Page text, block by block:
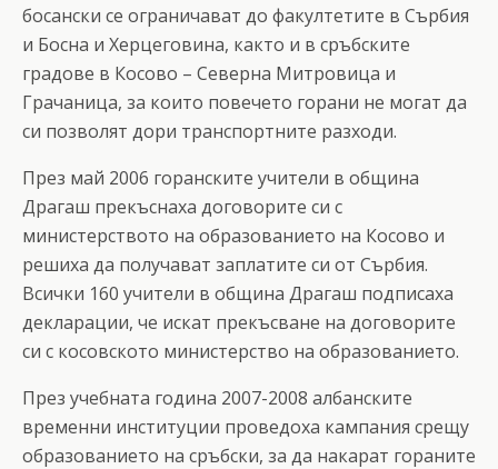
босански се ограничават до факултетите в Сърбия
и Босна и Херцеговина, както и в сръбските
градове в Косово – Северна Митровица и
Грачаница, за които повечето горани не могат да
си позволят дори транспортните разходи.
През май 2006 горанските учители в община
Драгаш прекъснаха договорите си с
министерството на образованието на Косово и
решиха да получават заплатите си от Сърбия.
Всички 160 учители в община Драгаш подписаха
декларации, че искат прекъсване на договорите
си с косовското министерство на образованието.
През учебната година 2007-2008 албанските
временни институции проведоха кампания срещу
образованието на сръбски, за да накарат гораните